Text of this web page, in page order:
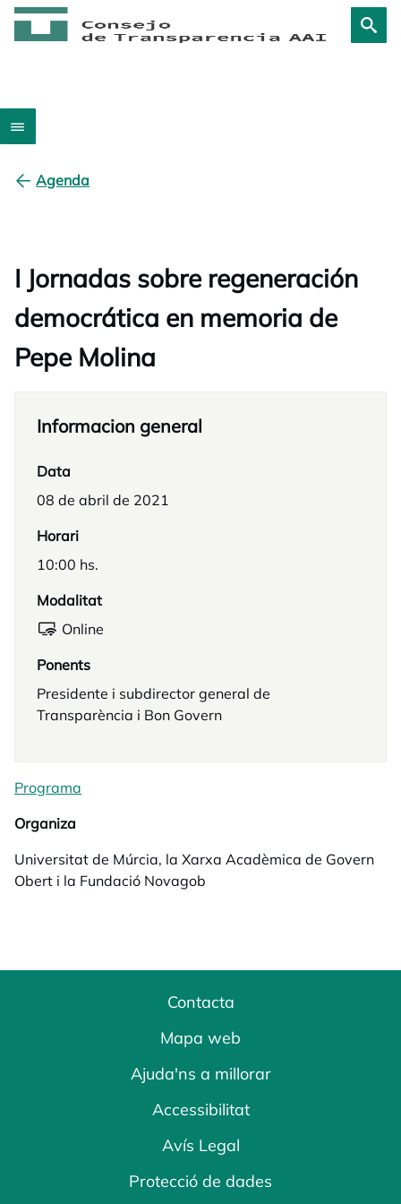
Agenda
I Jornadas sobre regeneración
democrática en memoria de
Pepe Molina
Informacion general
Data
08 de abril de 2021
Horari
10:00 hs.
Modalitat
Online
Ponents
Presidente i subdirector general de
Transparència i Bon Govern
Programa
Organiza
Universitat de Múrcia, la Xarxa Acadèmica de Govern
Obert i la Fundació Novagob
Contacta
Mapa web
Ajuda'ns a millorar
Accessibilitat
Avís Legal
Protecció de dades